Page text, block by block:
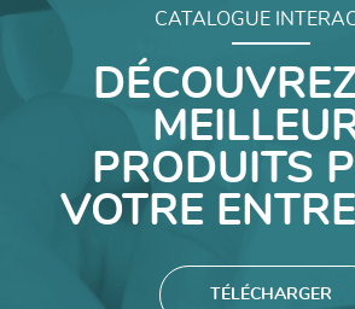
CATALOGUE
PRODUITS
VOTRE
TÉLÉCHARGER